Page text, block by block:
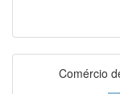
Comércio